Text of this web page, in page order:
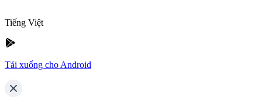
Tiếng Việt
Tải xuống cho Android